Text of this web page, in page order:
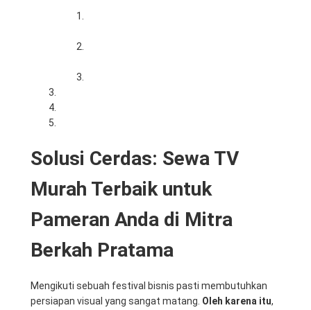
Solusi Cerdas: Sewa TV
Murah Terbaik untuk
Pameran Anda di Mitra
Berkah Pratama
Mengikuti sebuah festival bisnis pasti membutuhkan
persiapan visual yang sangat matang. Oleh karena itu,